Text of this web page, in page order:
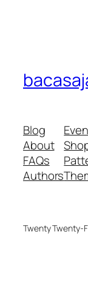
Blog
About
FAQs
Authors
Twenty Twenty-